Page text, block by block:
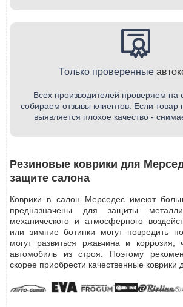
Только проверенные
Всех производителей проверяем на
собираем отзывы клиентов. Если товар
выявляется плохое качество -
Резиновые коврики для
защите салона
Коврики в салон Мерседес имеют
предназначены для защиты
механического и атмосферного
или зимние ботинки могут повредить
могут развиться ржавчина и коррозия,
автомобиль из строя. Поэтому
скорее приобрести качественные коврики